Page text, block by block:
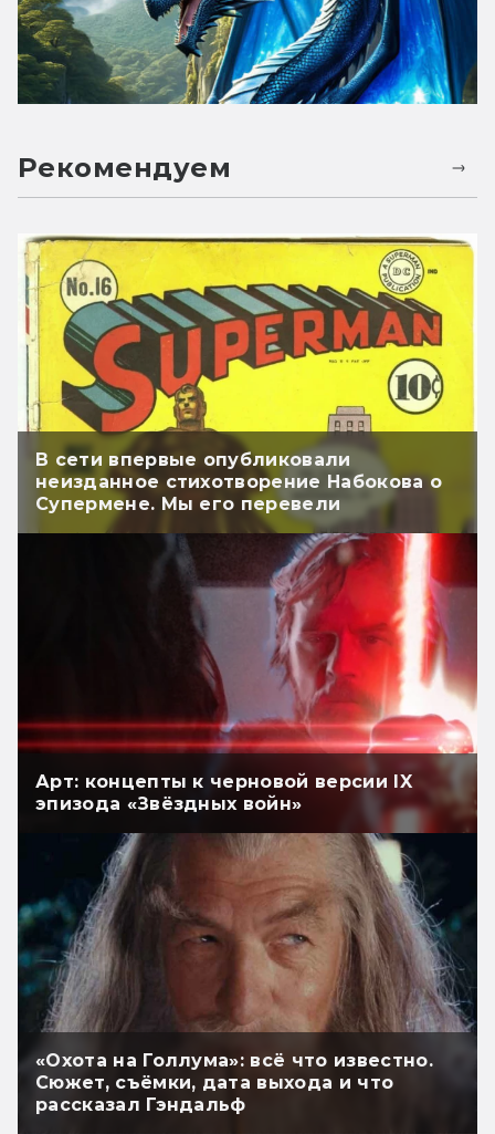
Рекомендуем
В сети впервые опубликовали
неизданное стихотворение Набокова о
Супермене. Мы его перевели
Арт: концепты к черновой версии IX
эпизода «Звёздных войн»
«Охота на Голлума»: всё что известно.
Сюжет, съёмки, дата выхода и что
рассказал Гэндальф